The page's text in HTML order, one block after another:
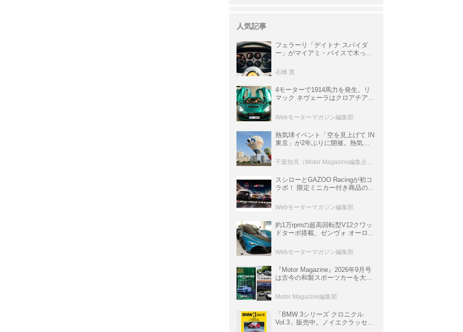
人気記事
フェラーリ「デイトナ スパイダ
ー」がマイアミ・バイスで木っ端
サ」に化けた理由
石橋 寛
4モーターで1914馬力を発生。リ
マック ネヴェーラはクロアチア発
ロニクル・完全版／115】
Webモーターマガジン編集部
熱気球イベント「空を見上げて IN
東京」が2年ぶりに開催。熱気球
室などのコンテンツも
千葉知充（Motor Magazine編集企画室）
スシローとGAZOO Racingが初コ
ラボ！ 限定ミニカー付き商品の
ト体験があたる抽選企画などを展
開
Webモーターマガジン編集部
約1万rpmの超高回転型V12クワッ
ドターボ搭載、ゼンヴォ オーロラ
イパーカー【スーパーカークロニ
クル・完全版／116】
Webモーターマガジン編集部
『Motor Magazine』2026年9月号
は古今の和製スポーツカーを大特
情報も満載
Motor Magazine編集部
「BMW 3シリーズ クロニクル
Vol.3」販売中。ノイエクラッセか